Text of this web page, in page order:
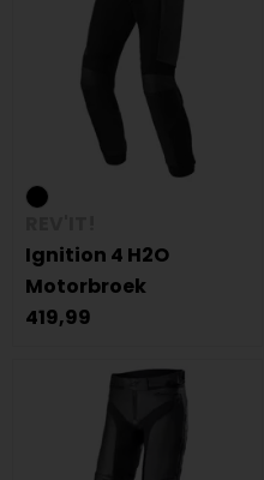
Ignition 4 H2O
Motorbroek
419,99